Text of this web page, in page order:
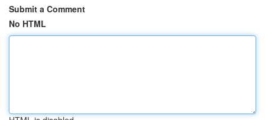
Submit a Comment
No HTML